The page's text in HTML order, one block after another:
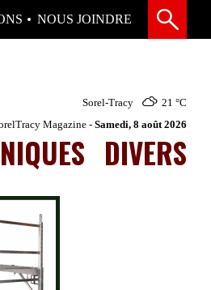
NOUS JOINDRE
Sorel-Tracy 21 °C
Magazine - Samedi, 8 août 2026
DIVERS